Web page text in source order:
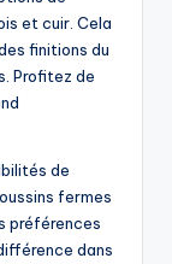
et cuir. Cela
finitions du
Profitez de
de
fermes
préférences
dans